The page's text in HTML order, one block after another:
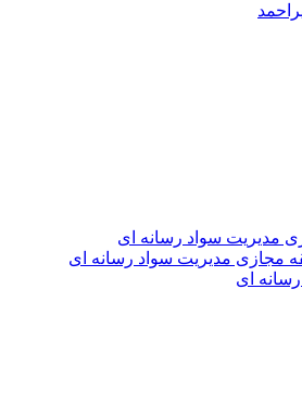
مدیریت سواد رسانه ای
مجازی مدیریت سواد رسانه ای
ای